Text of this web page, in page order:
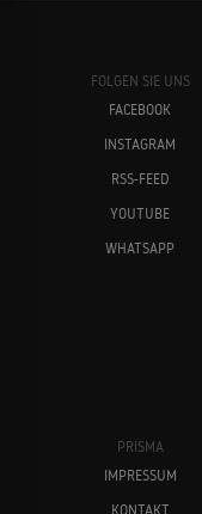
FOLGEN SIE UNS
FACEBOOK
INSTAGRAM
RSS-FEED
YOUTUBE
WHATSAPP
PRISMA
IMPRESSUM
KONTAKT